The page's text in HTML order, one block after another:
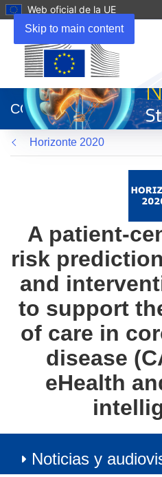
Skip to main content
Web oficial de la UE
abrirá
en
una
nueva
ventana)
CORDIS
Horizonte 2020
A patient-
risk
and
to support
of care in
disease
eHealth
Noticias y